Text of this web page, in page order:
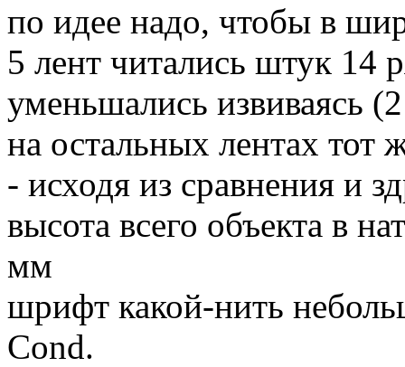
по идее надо, чтобы в
5 лент читались штук 14
уменьшались извиваясь
на остальных лентах тот
- исходя из сравнения и
высота всего объекта в
мм
шрифт какой-нить
Cond.